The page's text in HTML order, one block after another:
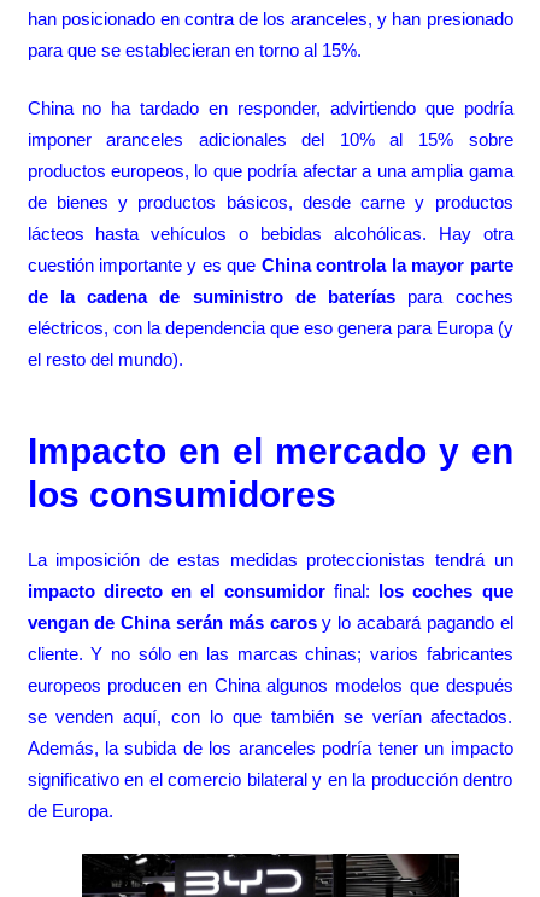
han posicionado en contra de los aranceles, y han presionado
para que se establecieran en torno al 15%.
China no ha tardado en responder, advirtiendo que podría
imponer aranceles adicionales del 10% al 15% sobre
productos europeos, lo que podría afectar a una amplia gama
de bienes y productos básicos, desde carne y productos
lácteos hasta vehículos o bebidas alcohólicas. Hay otra
cuestión importante y es que China controla la mayor parte
de la cadena de suministro de baterías para coches
eléctricos, con la dependencia que eso genera para Europa (y
el resto del mundo).
Impacto en el mercado y en
los consumidores
La imposición de estas medidas proteccionistas tendrá un
impacto directo en el consumidorfinal: los coches que
vengan de China serán más carosy lo acabará pagando el
cliente. Y no sólo en las marcas chinas; varios fabricantes
europeos producen en China algunos modelos que después
se venden aquí, con lo que también se verían afectados.
Además, la subida de los aranceles podría tener un impacto
significativo en el comercio bilateral y en la producción dentro
de Europa.